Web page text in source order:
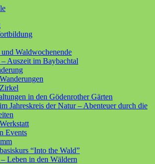
Waldwochenende
Auszeit im Baybachtal
in den Gödenrother Gärten
Jahreskreis der Natur – Abenteuer durch die
Events
“Into the Wald”
Leben in den Wäldern